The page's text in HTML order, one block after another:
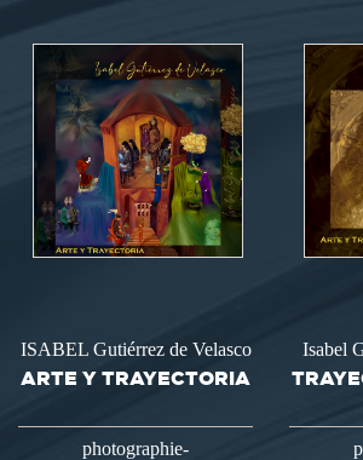
ISABEL Gutiérrez de Velasco
ARTE Y TRAYECTORIA
photographie-
Isabel